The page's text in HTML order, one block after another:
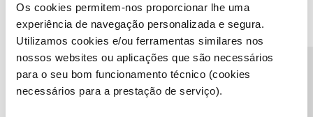
Os cookies permitem-nos proporcionar lhe uma
experiência de navegação personalizada e segura.
Utilizamos cookies e/ou ferramentas similares nos
nossos websites ou aplicações que são necessários
para o seu bom funcionamento técnico (cookies
necessários para a prestação de serviço).
Descubra as novidades de junho